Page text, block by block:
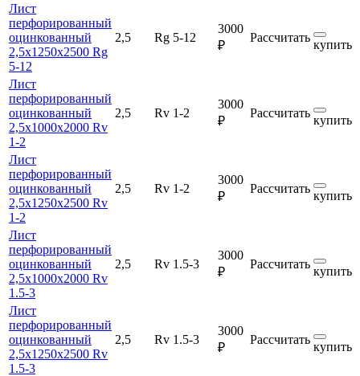
Лист
перфорированный
оцинкованный
2,5х1250х2500 Rg
5-12
2,5 Rg 5-12
3000
₽
Рассчитать
купить
Лист
перфорированный
оцинкованный
2,5х1000х2000 Rv
1-2
2,5 Rv 1-2
3000
₽
Рассчитать
купить
Лист
перфорированный
оцинкованный
2,5х1250х2500 Rv
1-2
2,5 Rv 1-2
3000
₽
Рассчитать
купить
Лист
перфорированный
оцинкованный
2,5х1000х2000 Rv
1.5-3
2,5 Rv 1.5-3
3000
₽
Рассчитать
купить
Лист
перфорированный
оцинкованный
2,5х1250х2500 Rv
1.5-3
2,5 Rv 1.5-3
3000
₽
Рассчитать
купить